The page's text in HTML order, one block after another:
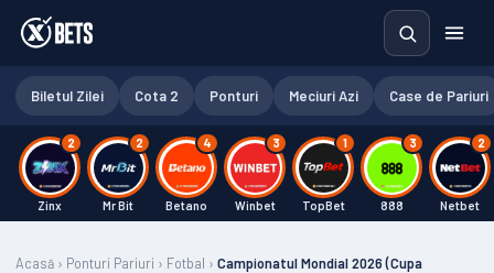
Biletul Zilei Cota 2 Ponturi Meciuri Azi Case de Pariuri
2
Zinx
2
Mr Bit
4
Betano
3
Winbet
1
TopBet
3
888
2
Netbet
Acasă › Ponturi Pariuri › Fotbal › Campionatul Mondial 2026 (Cupa